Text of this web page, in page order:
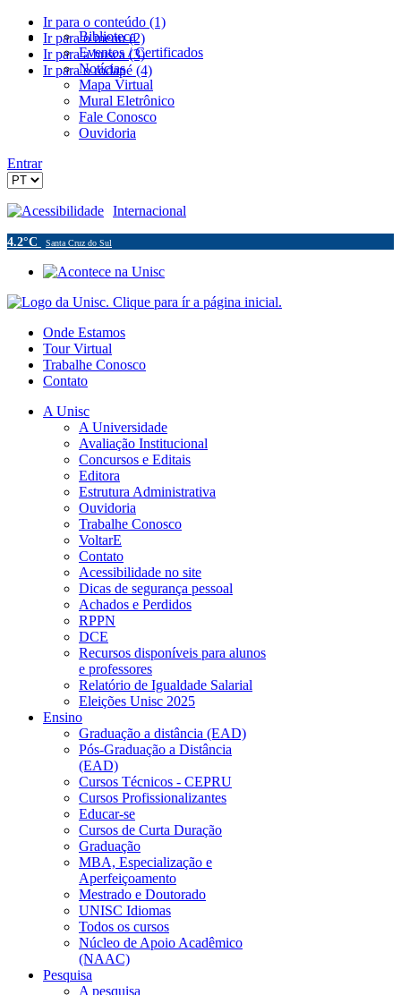
Ir para o conteúdo (1)
Ir para o menu (2)
Ir para a busca (3)
Ir para o rodapé (4)
Biblioteca
Eventos / Certificados
Notícias
Mapa Virtual
Mural Eletrônico
Fale Conosco
Ouvidoria
Entrar
Acessibilidade Internacional
4.2°C Santa Cruz do Sul
Onde Estamos
Tour Virtual
Trabalhe Conosco
Contato
A Unisc
A Universidade
Avaliação Institucional
Concursos e Editais
Editora
Estrutura Administrativa
Ouvidoria
Trabalhe Conosco
VoltarE
Contato
Acessibilidade no site
Dicas de segurança pessoal
Achados e Perdidos
RPPN
DCE
Recursos disponíveis para alunos
e professores
Relatório de Igualdade Salarial
Eleições Unisc 2025
Ensino
Graduação a distância (EAD)
Pós-Graduação a Distância
(EAD)
Cursos Técnicos - CEPRU
Cursos Profissionalizantes
Educar-se
Cursos de Curta Duração
Graduação
MBA, Especialização e
Aperfeiçoamento
Mestrado e Doutorado
UNISC Idiomas
Todos os cursos
Núcleo de Apoio Acadêmico
(NAAC)
Pesquisa
A pesquisa